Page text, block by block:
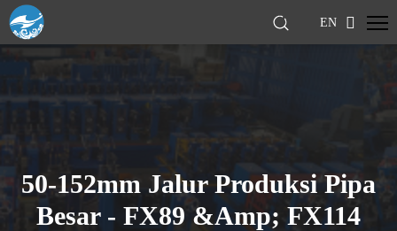
EN
50-152mm Jalur Produksi Pipa
Besar - FX89 &amp; FX114